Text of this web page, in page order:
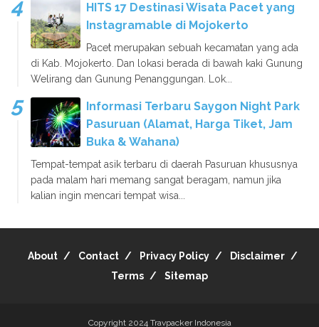
HITS 17 Destinasi Wisata Pacet yang
Instagramable di Mojokerto
Pacet merupakan sebuah kecamatan yang ada
di Kab. Mojokerto. Dan lokasi berada di bawah kaki Gunung
Welirang dan Gunung Penanggungan. Lok...
Informasi Terbaru Saygon Night Park
Pasuruan (Alamat, Harga Tiket, Jam
Buka & Wahana)
Tempat-tempat asik terbaru di daerah Pasuruan khususnya
pada malam hari memang sangat beragam, namun jika
kalian ingin mencari tempat wisa...
About Contact Privacy Policy
Disclaimer
Terms
Sitemap
Copyright 2024 Travpacker Indonesia